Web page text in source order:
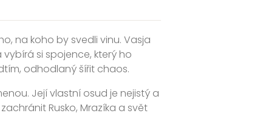
na koho by svedli vinu. Vasja
si spojence, který ho
odhodlaný šířit chaos.
Její vlastní osud je nejistý a
Rusko, Mrazíka a svět